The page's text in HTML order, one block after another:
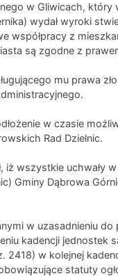
w Gliwicach, który
wydał wyroki
współpracy z
są zgodne z
mu prawa
w czasie
Rad Dzielnic.
iż wszystkie uchwały
Gminy Dąbrowa
w uzasadnieniu
kadencji jednostek
2418) w kolejnej
statuty